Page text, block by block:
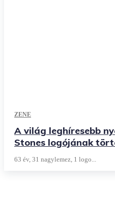
ZENE
A világ leghíresebb
Stones logójának
63 év, 31 nagylemez, 1 logo...